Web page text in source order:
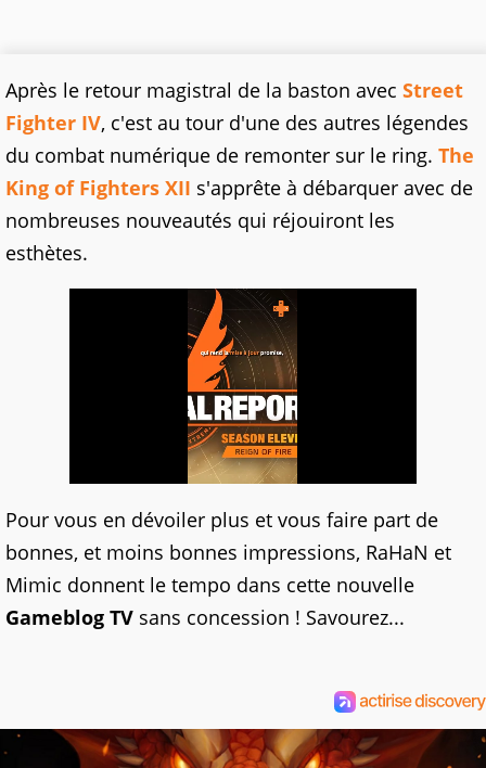
Après le retour magistral de la baston avec Street
Fighter IV, c'est au tour d'une des autres légendes
du combat numérique de remonter sur le ring. The
King of Fighters XII s'apprête à débarquer avec de
nombreuses nouveautés qui réjouiront les
esthètes.
Pour vous en dévoiler plus et vous faire part de
bonnes, et moins bonnes impressions, RaHaN et
Mimic donnent le tempo dans cette nouvelle
Gameblog TV sans concession ! Savourez...